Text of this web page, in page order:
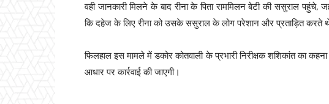
वही जानकारी मिलने के बाद रीना के पिता राममिलन बेटी की ससुराल पहुंचे,
कि दहेज के लिए रीना को उसके ससुराल के लोग परेशान और प्रताड़ित करते
फिलहाल इस मामले में डकोर कोतवाली के प्रभारी निरीक्षक शशिकांत का
आधार पर कार्रवाई की जाएगी।